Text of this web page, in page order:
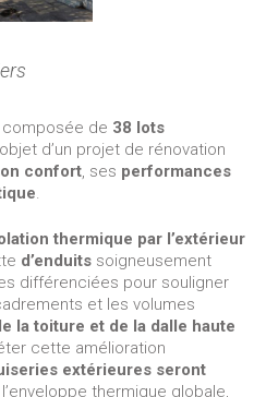
composée de 38 lots
d’un projet de rénovation
confort, ses performances
.
thermique par l’extérieur
d’enduits soigneusement
différenciées pour souligner
et les volumes
la toiture et de la dalle haute
cette amélioration
extérieures seront
thermique globale,